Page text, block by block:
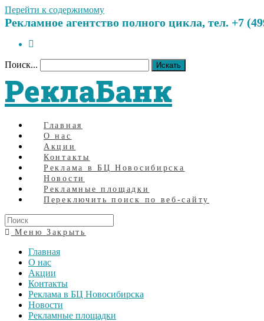
Перейти к содержимому
Рекламное агентство полного цикла, тел. +7
Поиск... Искать
РеклаБанк
Главная
О нас
Акции
Контакты
Реклама в БЦ Новосибирска
Новости
Рекламные площадки
Переключить поиск по веб-сайту
Меню Закрыть
Главная
О нас
Акции
Контакты
Реклама в БЦ Новосибирска
Новости
Рекламные площадки